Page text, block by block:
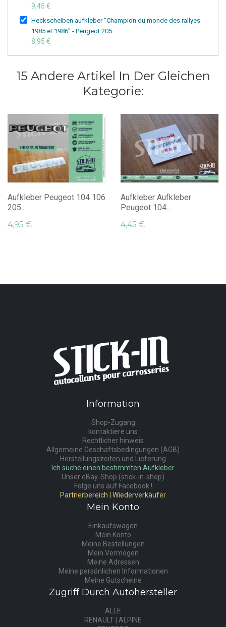
9,45 €
Heckscheiben aufkleber "Champion du monde des rallyes
1985 et 1986" - Peugeot 205
8,95 €
15 Andere Artikel In Der Gleichen
Kategorie:
Aufkleber Peugeot 104 106
205...
4,95 €
Aufkleber Aufkleber
Peugeot 104...
4,45 €
Information
Shop-Zugang
kontaktiere uns
Rechtlicher hinweis
Allgemeine Geschäftsbedingungen (AGB)
Herstellungszeiten und Lieferung
Ich suche einen bestimmten Aufkleber
Unser eBay-Shop (stick-in-shop)
Folge uns auf Facebook !
Partnerbereich | Wiederverkäufer
Mein Konto
Einkaufswagen
Mein Konto
Meine Bestellungen
Mein Vermögen
Meine Adressen
Meine persönlichen Informationen
Meine Gutscheine
Zugriff Durch Autohersteller
ALLE
RENAULT | ALPINE